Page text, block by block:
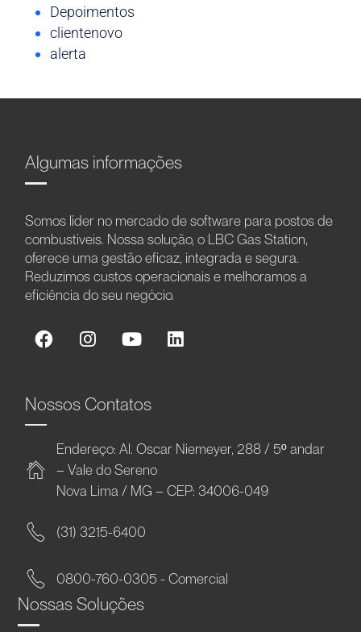
Depoimentos
clientenovo
alerta
Algumas informações
Somos líder no mercado de software para postos de
combustíveis. Nossa solução, o LBC Gas Station,
oferece uma gestão eficaz, integrada e segura.
Reduzimos custos operacionais e melhoramos a
eficiência do seu negócio.
Nossos Contatos
Endereço: Al. Oscar Niemeyer, 288 / 5º andar
– Vale do Sereno
Nova Lima / MG – CEP: 34006-049
(31) 3215-6400
0800-760-0305 - Comercial
Nossas Soluções